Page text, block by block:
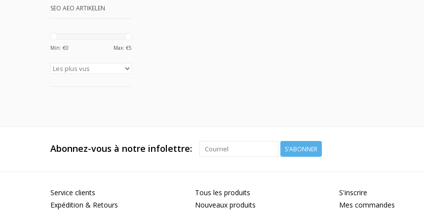
SEO AEO ARTIKELEN
Min: €0 Max: €5
Abonnez-vous à notre infolettre: S'ABONNER
Service clients
Expédition & Retours
Tous les produits
Nouveaux produits
S'inscrire
Mes commandes